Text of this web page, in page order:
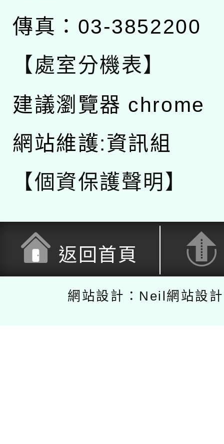
傳真：03-3852200
【處室分機表】
建議瀏覽器 chrome
網站維護:資訊組
【個資保護聲明】
返回首頁
網站設計：Neil網站設